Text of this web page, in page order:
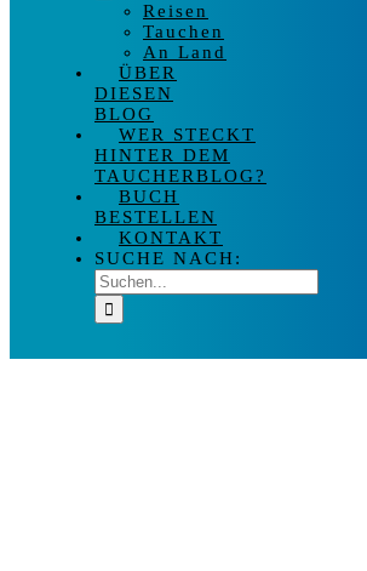
Reisen
Tauchen
An Land
ÜBER
DIESEN
BLOG
WER STECKT
HINTER DEM
TAUCHERBLOG?
BUCH
BESTELLEN
KONTAKT
SUCHE NACH: